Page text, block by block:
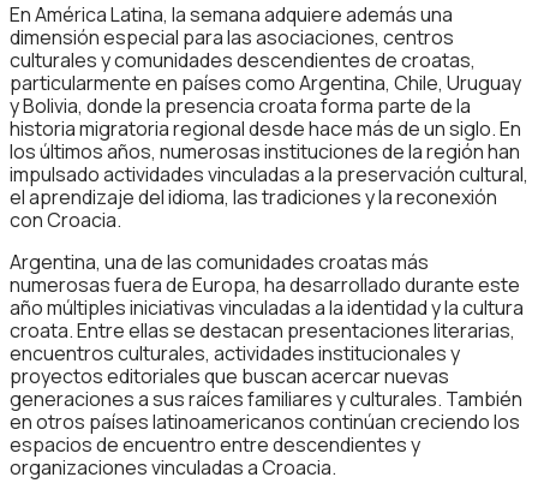
En América Latina, la semana adquiere además una
dimensión especial para las asociaciones, centros
culturales y comunidades descendientes de croatas,
particularmente en países como Argentina, Chile, Uruguay
y Bolivia, donde la presencia croata forma parte de la
historia migratoria regional desde hace más de un siglo. En
los últimos años, numerosas instituciones de la región han
impulsado actividades vinculadas a la preservación cultural,
el aprendizaje del idioma, las tradiciones y la reconexión
con Croacia.
Argentina, una de las comunidades croatas más
numerosas fuera de Europa, ha desarrollado durante este
año múltiples iniciativas vinculadas a la identidad y la cultura
croata. Entre ellas se destacan presentaciones literarias,
encuentros culturales, actividades institucionales y
proyectos editoriales que buscan acercar nuevas
generaciones a sus raíces familiares y culturales. También
en otros países latinoamericanos continúan creciendo los
espacios de encuentro entre descendientes y
organizaciones vinculadas a Croacia.